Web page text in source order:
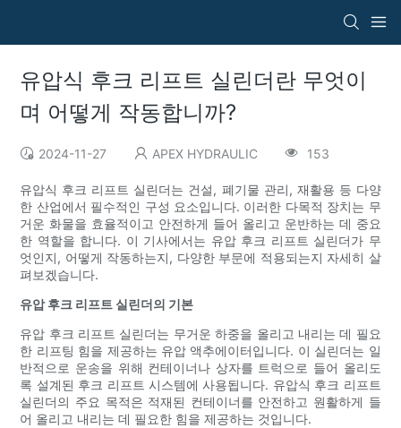
유압식 후크 리프트 실린더란 무엇이
며 어떻게 작동합니까?
2024-11-27 APEX HYDRAULIC 153
유압식 후크 리프트 실린더는 건설, 폐기물 관리, 재활용 등 다양
한 산업에서 필수적인 구성 요소입니다. 이러한 다목적 장치는 무
거운 화물을 효율적이고 안전하게 들어 올리고 운반하는 데 중요
한 역할을 합니다. 이 기사에서는 유압 후크 리프트 실린더가 무
엇인지, 어떻게 작동하는지, 다양한 부문에 적용되는지 자세히 살
펴보겠습니다.
유압 후크 리프트 실린더의 기본
유압 후크 리프트 실린더는 무거운 하중을 올리고 내리는 데 필요
한 리프팅 힘을 제공하는 유압 액추에이터입니다. 이 실린더는 일
반적으로 운송을 위해 컨테이너나 상자를 트럭으로 들어 올리도
록 설계된 후크 리프트 시스템에 사용됩니다. 유압식 후크 리프트
실린더의 주요 목적은 적재된 컨테이너를 안전하고 원활하게 들
어 올리고 내리는 데 필요한 힘을 제공하는 것입니다.